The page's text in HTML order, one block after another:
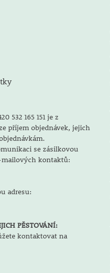
532 165 151 je z
příjem objednávek, jejich
se zásilkovou
kontaktů:
adresu:
PĚSTOVÁNÍ:
kontaktovat na